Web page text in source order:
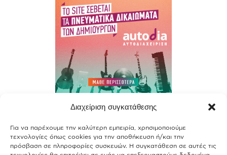
Διαχείριση συγκατάθεσης
Για να παρέχουμε την καλύτερη εμπειρία, χρησιμοποιούμε
τεχνολογίες όπως cookies για την αποθήκευση ή/και την
πρόσβαση σε πληροφορίες συσκευών. Η συγκατάθεση σε αυτές τις
Join our team